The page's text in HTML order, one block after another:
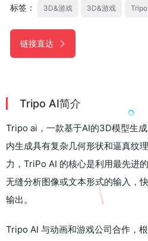
标签： 3D&游戏 3D&游戏
链接直达
Tripo AI简介
Tripo ai，一款基于AI的3D模型生
内生成具有复杂几何形状和逼真纹
力，TriPo AI 的核心是利用最先进
无缝分析图像或文本形式的输入，
输出。
Tripo AI 与动画和游戏公司合作，